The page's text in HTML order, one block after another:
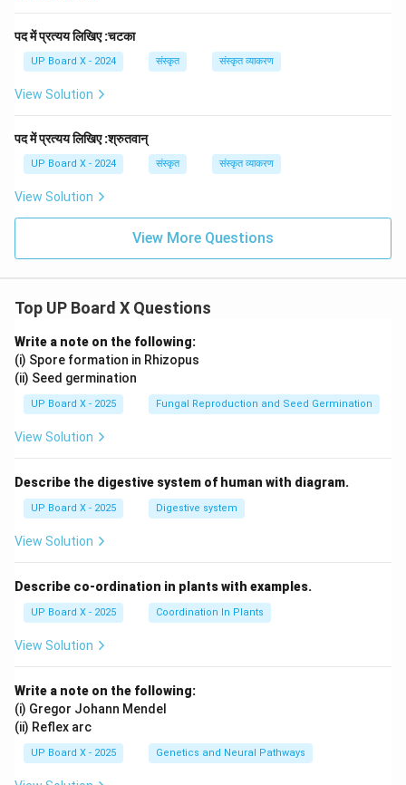
पद में प्रत्यय लिखिए :चटका
UP Board X - 2024 संस्कृत संस्कृत व्याकरण
View Solution
पद में प्रत्यय लिखिए :श्रुतवान्
UP Board X - 2024 संस्कृत संस्कृत व्याकरण
View Solution
View More Questions
Top UP Board X Questions
Write a note on the following:
(i) Spore formation in Rhizopus
(ii) Seed germination
UP Board X - 2025 Fungal Reproduction and Seed Germination
View Solution
Describe the digestive system of human with diagram.
UP Board X - 2025 Digestive system
View Solution
Describe co-ordination in plants with examples.
UP Board X - 2025 Coordination In Plants
View Solution
Write a note on the following:
(i) Gregor Johann Mendel
(ii) Reflex arc
UP Board X - 2025 Genetics and Neural Pathways